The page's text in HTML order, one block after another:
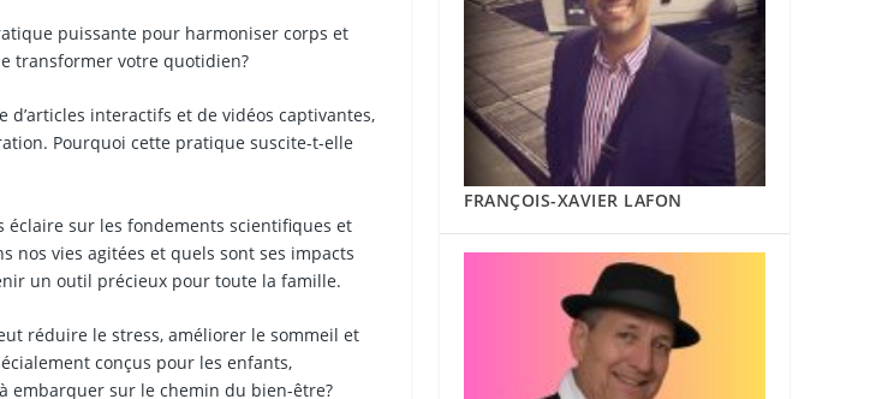
puissante pour harmoniser corps et
transformer votre quotidien?
interactifs et de vidéos captivantes,
Pourquoi cette pratique suscite-t-elle
éclaire sur les fondements scientifiques et
nos vies agitées et quels sont ses impacts
un outil précieux pour toute la famille.
réduire le stress, améliorer le sommeil et
conçus pour les enfants,
embarquer sur le chemin du bien-être?
FRANÇOIS-XAVIER LAFON